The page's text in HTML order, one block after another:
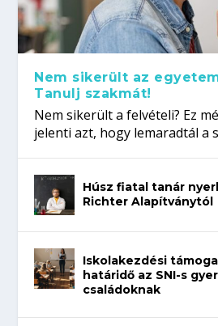
Nem sikerült az
Tanulj szakmát!
Nem sikerült a felvételi? Ez
jelenti azt, hogy lemaradtál a
Húsz fiatal tanár
Richter Alapítványtól
Iskolakezdési
határidő az SNI-s
családoknak